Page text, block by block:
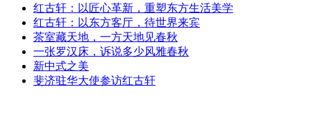
红古轩：以匠心革新，重塑东方生活美学
红古轩：以东方客厅，待世界来宾
茶室藏天地，一方天地见春秋
一张罗汉床，诉说多少风雅春秋
新中式之美
斐济驻华大使参访红古轩